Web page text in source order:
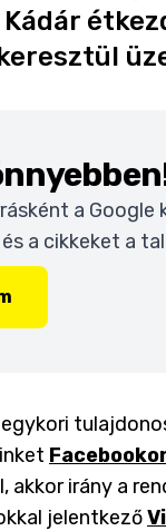
a Google
a cikkeket a
akkor irány a
jelentkező